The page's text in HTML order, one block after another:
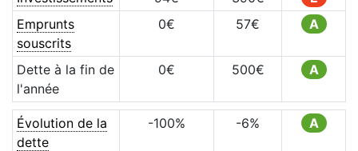
Emprunts
souscrits
0€ 57€ A
Dette à la fin de
l'année
0€ 500€ A
Évolution de la
dette
-100% -6% A